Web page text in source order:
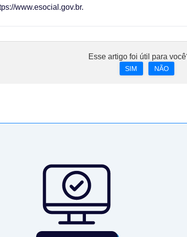
www.esocial.gov.br.
Esse artigo foi útil para
SIM NÃO